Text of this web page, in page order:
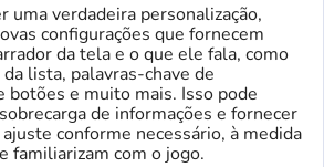
uma verdadeira personalização,
configurações que fornecem
da tela e o que ele fala, como
lista, palavras-chave de
botões e muito mais. Isso pode
de informações e fornecer
conforme necessário, à medida
familiarizam com o jogo.